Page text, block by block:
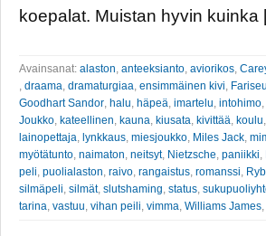
koepalat. Muistan hyvin
Avainsanat: alaston, anteeksianto, aviorikos,
, draama, dramaturgiaa, ensimmäinen kivi,
Goodhart Sandor, halu, häpeä, imartelu, intohimo,
Joukko, kateellinen, kauna, kiusata, kivittää, koulu,
lainopettaja, lynkkaus, miesjoukko, Miles Jack,
myötätunto, naimaton, neitsyt, Nietzsche, paniikki,
peli, puolialaston, raivo, rangaistus, romanssi,
silmäpeli, silmät, slutshaming, status,
tarina, vastuu, vihan peili, vimma, Williams James,